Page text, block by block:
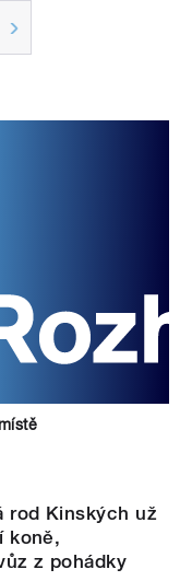
rod Kinských už
koně,
z pohádky